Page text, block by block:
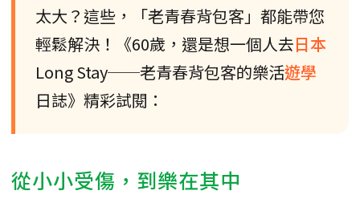
太大？這些，「老青春背包客」都能帶您
輕鬆解決！《60歲，還是想一個人去日本
Long Stay──老青春背包客的樂活遊學
日誌》精彩試閱：
從小小受傷，到樂在其中